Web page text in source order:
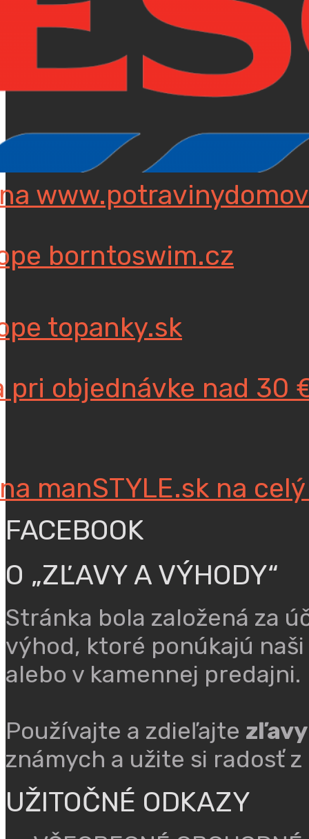
borntoswim.cz
topanky.sk
pri objednávke nad 30
manSTYLE.sk na
FACEBOOK
O „ZĽAVY A VÝHODY“
Stránka bola založená za
výhod, ktoré ponúkajú
alebo v kamennej predajni.
Používajte a zdieľajte
známych a užite si radosť
UŽITOČNÉ ODKAZY